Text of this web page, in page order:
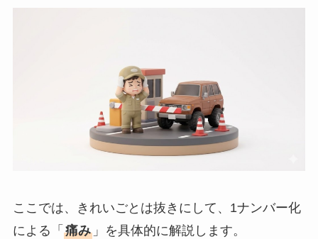
ここでは、きれいごとは抜きにして、1ナンバー化
による「 痛み」を具体的に解説します。